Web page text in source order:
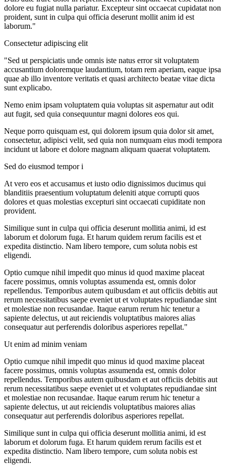
dolore eu fugiat nulla pariatur. Excepteur sint occaecat cupidatat non
proident, sunt in culpa qui officia deserunt mollit anim id est
laborum."
Consectetur adipiscing elit
"Sed ut perspiciatis unde omnis iste natus error sit voluptatem
accusantium doloremque laudantium, totam rem aperiam, eaque ipsa
quae ab illo inventore veritatis et quasi architecto beatae vitae dicta
sunt explicabo.
Nemo enim ipsam voluptatem quia voluptas sit aspernatur aut odit
aut fugit, sed quia consequuntur magni dolores eos qui.
Neque porro quisquam est, qui dolorem ipsum quia dolor sit amet,
consectetur, adipisci velit, sed quia non numquam eius modi tempora
incidunt ut labore et dolore magnam aliquam quaerat voluptatem.
Sed do eiusmod tempor i
At vero eos et accusamus et iusto odio dignissimos ducimus qui
blanditiis praesentium voluptatum deleniti atque corrupti quos
dolores et quas molestias excepturi sint occaecati cupiditate non
provident.
Similique sunt in culpa qui officia deserunt mollitia animi, id est
laborum et dolorum fuga. Et harum quidem rerum facilis est et
expedita distinctio. Nam libero tempore, cum soluta nobis est
eligendi.
Optio cumque nihil impedit quo minus id quod maxime placeat
facere possimus, omnis voluptas assumenda est, omnis dolor
repellendus. Temporibus autem quibusdam et aut officiis debitis aut
rerum necessitatibus saepe eveniet ut et voluptates repudiandae sint
et molestiae non recusandae. Itaque earum rerum hic tenetur a
sapiente delectus, ut aut reiciendis voluptatibus maiores alias
consequatur aut perferendis doloribus asperiores repellat."
Ut enim ad minim veniam
Optio cumque nihil impedit quo minus id quod maxime placeat
facere possimus, omnis voluptas assumenda est, omnis dolor
repellendus. Temporibus autem quibusdam et aut officiis debitis aut
rerum necessitatibus saepe eveniet ut et voluptates repudiandae sint
et molestiae non recusandae. Itaque earum rerum hic tenetur a
sapiente delectus, ut aut reiciendis voluptatibus maiores alias
consequatur aut perferendis doloribus asperiores repellat.
Similique sunt in culpa qui officia deserunt mollitia animi, id est
laborum et dolorum fuga. Et harum quidem rerum facilis est et
expedita distinctio. Nam libero tempore, cum soluta nobis est
eligendi.